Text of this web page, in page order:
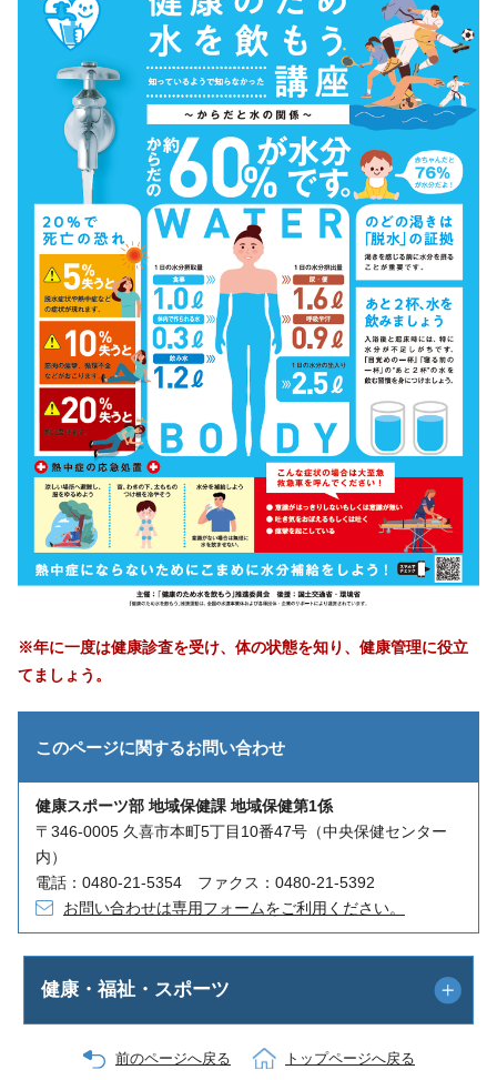
※年に一度は健康診査を受け、体の状態を知り、健康管理に役立
てましょう。
このページに関するお問い合わせ
健康スポーツ部 地域保健課 地域保健第1係
〒346-0005 久喜市本町5丁目10番47号（中央保健センター
内）
電話：0480-21-5354 ファクス：0480-21-5392
お問い合わせは専用フォームをご利用ください。
健康・福祉・スポーツ
前のページへ戻る トップページへ戻る